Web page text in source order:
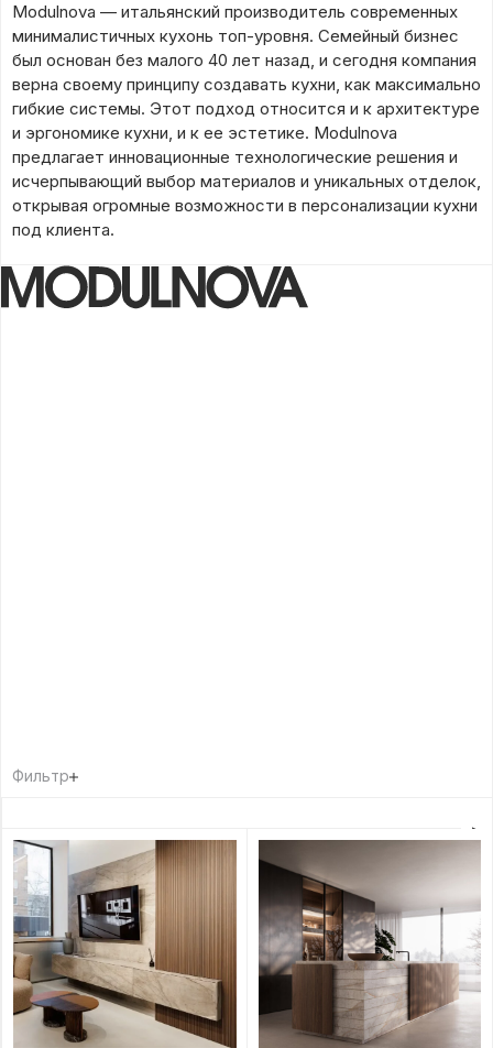
Modulnova — итальянский производитель современных
минималистичных кухонь топ-уровня. Семейный бизнес
был основан без малого 40 лет назад, и сегодня компания
верна своему принципу создавать кухни, как максимально
гибкие системы. Этот подход относится и к архитектуре
и эргономике кухни, и к ее эстетике. Modulnova
предлагает инновационные технологические решения и
исчерпывающий выбор материалов и уникальных отделок,
открывая огромные возможности в персонализации кухни
под клиента.
Фильтр